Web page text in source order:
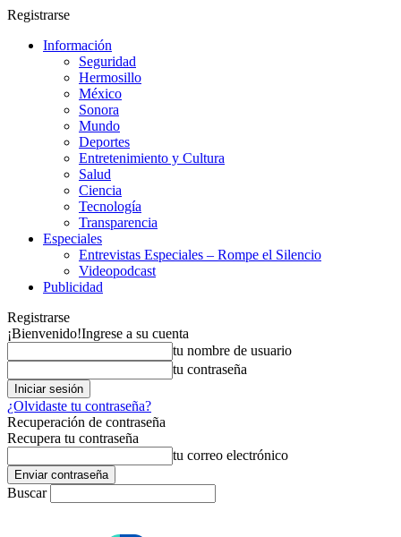
Registrarse
Información
Seguridad
Hermosillo
México
Sonora
Mundo
Deportes
Entretenimiento y Cultura
Salud
Ciencia
Tecnología
Transparencia
Especiales
Entrevistas Especiales – Rompe el Silencio
Videopodcast
Publicidad
Registrarse
¡Bienvenido!Ingrese a su cuenta
tu nombre de usuario
tu contraseña
¿Olvidaste tu contraseña?
Recuperación de contraseña
Recupera tu contraseña
tu correo electrónico
Buscar